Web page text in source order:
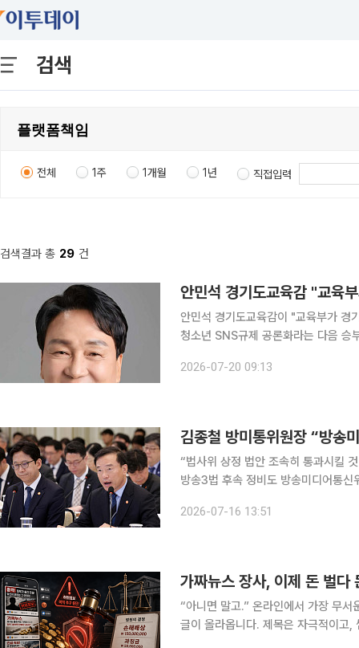
검색
전체 1주 1개월 1년 직접입력
검색결과 총 29 건
안민석 경기도교육감이 "교육부가 경
청소년 SNS규제 공론화라는 다음 승부수를 던졌다. 호주 등 선진국의
2026-07-20 09:13
“법사위 상정 법안 조속히 통과시킬
방송3법 후속 정비도 방송미디어통신위원회가 하반기 핵심 과제로 한국방송미디어통신진흥원 설립
2026-07-16 13:51
가짜뉴스 장사, 이제 돈 벌
“아니면 말고.” 온라인에서 가장 무서운 말 중 하나죠. 누군가의 실명, 얼굴, 직장, 가족관계가 담긴
글이 올라옵니다. 제목은 자극적이고,